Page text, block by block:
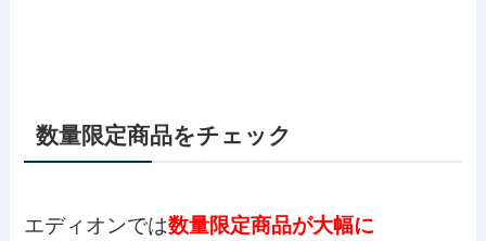
数量限定商品をチェック
エディオンでは数量限定商品が大幅に